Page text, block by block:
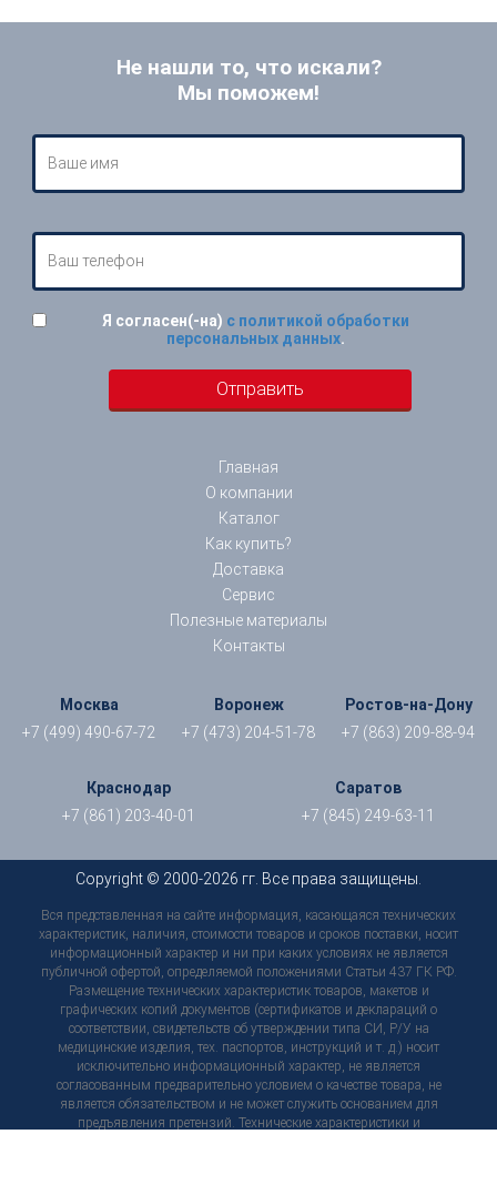
Не нашли то, что искали?
Мы поможем!
Я согласен(-на) с политикой обработки
персональных данных.
Главная
О компании
Каталог
Как купить?
Доставка
Сервис
Полезные материалы
Контакты
Москва
+7 (499) 490-67-72
Воронеж
+7 (473) 204-51-78
Ростов-на-Дону
+7 (863) 209-88-94
Краснодар
+7 (861) 203-40-01
Саратов
+7 (845) 249-63-11
Copyright © 2000-2026 гг. Все права защищены.
Вся представленная на сайте информация, касающаяся технических
характеристик, наличия, стоимости товаров и сроков поставки, носит
информационный характер и ни при каких условиях не является
публичной офертой, определяемой положениями Статьи 437 ГК РФ.
Размещение технических характеристик товаров, макетов и
графических копий документов (сертификатов и деклараций о
соответствии, свидетельств об утверждении типа СИ, Р/У на
медицинские изделия, тех. паспортов, инструкций и т. д.) носит
исключительно информационный характер, не является
согласованным предварительно условием о качестве товара, не
является обязательством и не может служить основанием для
предъявления претензий. Технические характеристики и